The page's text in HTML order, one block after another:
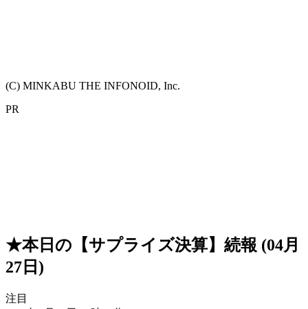
(C) MINKABU THE INFONOID, Inc.
PR
★本日の【サプライズ決算】続報 (04月
27日)
注目